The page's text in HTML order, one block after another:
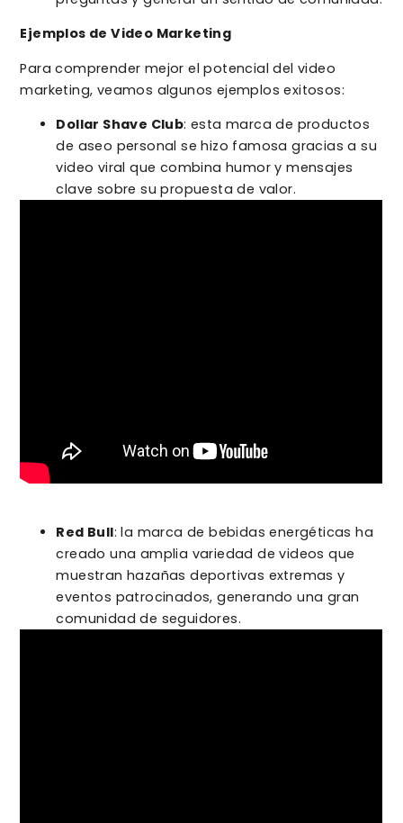
Ejemplos de Video Marketing
Para comprender mejor el potencial del video
marketing, veamos algunos ejemplos exitosos:
Dollar Shave Club: esta marca de productos
de aseo personal se hizo famosa gracias a su
video viral que combina humor y mensajes
clave sobre su propuesta de valor.
Red Bull: la marca de bebidas energéticas ha
creado una amplia variedad de videos que
muestran hazañas deportivas extremas y
eventos patrocinados, generando una gran
comunidad de seguidores.